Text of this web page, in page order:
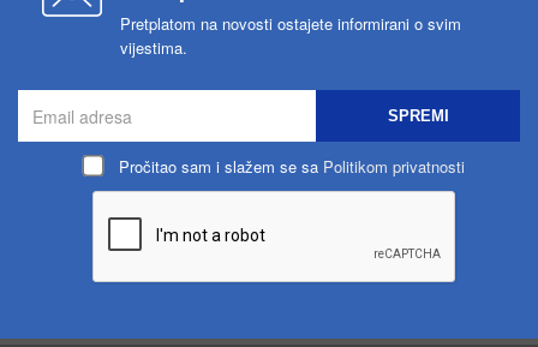
Pretplatom na novosti ostajete informirani o svim
vijestima.
SPREMI
Pročitao sam i slažem se sa Politikom privatnosti